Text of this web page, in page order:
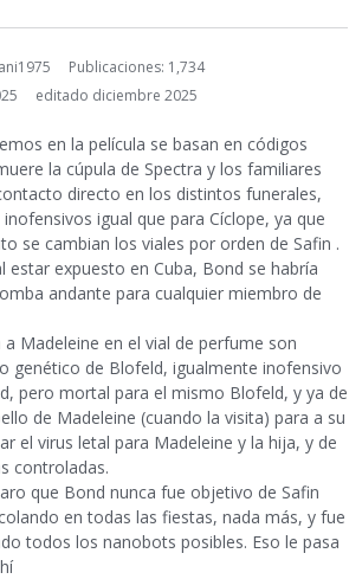
Publicaciones: 1,734
editado diciembre 2025
en la película se basan en códigos
la cúpula de Spectra y los familiares
directo en los distintos funerales,
igual que para Cíclope, ya que
se cambian los viales por orden de Safin .
estar expuesto en Cuba, Bond se habría
andante para cualquier miembro de
a Madeleine en el vial de perfume son
genético de Blofeld, igualmente inofensivo
pero mortal para el mismo Blofeld, y ya de
de Madeleine (cuando la visita) para a su
el virus letal para Madeleine y la hija, y de
controladas.
que Bond nunca fue objetivo de Safin
en todas las fiestas, nada más, y fue
todos los nanobots posibles. Eso le pasa